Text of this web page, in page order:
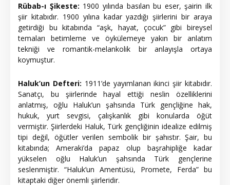
Rübab-ı Şikeste: 1900 yılında basılan bu eser, şairin ilk
şiir kitabıdır. 1900 yılına kadar yazdığı şiirlerini bir araya
getirdiği bu kitabında “aşk, hayat, çocuk” gibi bireysel
temaları betimleme ve öykülemeye yakın bir anlatım
tekniği ve romantik-melankolik bir anlayışla ortaya
koymuştur.
Haluk’un Defteri: 1911’de yayımlanan ikinci şiir kitabıdır.
Sanatçı, bu şiirlerinde hayal ettiği neslin özelliklerini
anlatmış, oğlu Haluk’un şahsında Türk gençliğine hak,
hukuk, yurt sevgisi, çalışkanlık gibi konularda öğüt
vermiştir. Şiirlerdeki Haluk, Türk gençliğinin idealize edilmiş
tipi değil, öğütler verilen sembolik bir şahıstır. Şair, bu
kitabında; Ameraki’da papaz olup başrahipliğe kadar
yükselen oğlu Haluk’un şahsında Türk gençlerine
seslenmiştir. “Haluk’un Amentüsü, Promete, Ferda” bu
kitaptaki diğer önemli şiirleridir.